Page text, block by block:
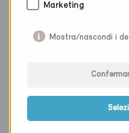
NAP
Marketing
Mostra/nascondi i